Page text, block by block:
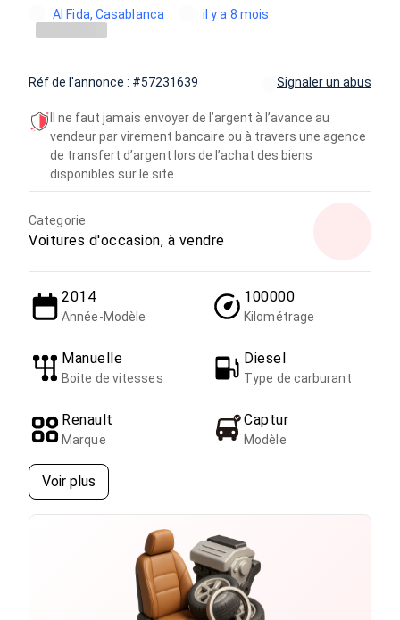
Al Fida, Casablanca il y a 8 mois
Réf de l'annonce : #57231639 Signaler un abus
Il ne faut jamais envoyer de l’argent à l’avance au
vendeur par virement bancaire ou à travers une agence
de transfert d’argent lors de l’achat des biens
disponibles sur le site.
Categorie
Voitures d'occasion, à vendre
2014
Année-Modèle
100000
Kilométrage
Manuelle
Boite de vitesses
Diesel
Type de carburant
Renault
Marque
Captur
Modèle
Voir plus